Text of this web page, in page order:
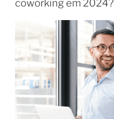
preferido
coworking em 2024?